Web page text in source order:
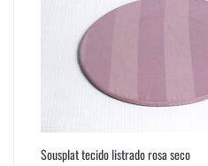
Sousplat tecido listrado rosa seco